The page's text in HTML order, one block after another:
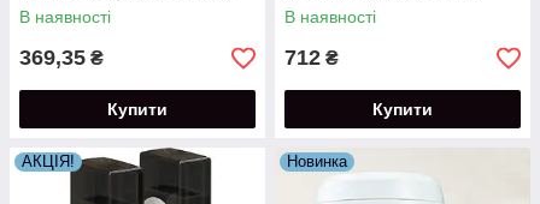
В наявності
369,35 ₴
Купити
В наявності
712 ₴
Купити
АКЦІЯ! Новинка